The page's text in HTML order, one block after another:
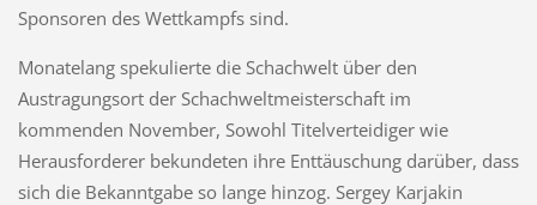
Sponsoren des Wettkampfs sind.
Monatelang spekulierte die Schachwelt über den
Austragungsort der Schachweltmeisterschaft im
kommenden November, Sowohl Titelverteidiger wie
Herausforderer bekundeten ihre Enttäuschung darüber, dass
sich die Bekanntgabe so lange hinzog. Sergey Karjakin